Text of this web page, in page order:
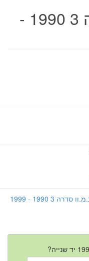
בטיחות ב.מ.וו סדרה 3 1990 -
קרא עוד על מערכות הבטיחות השונות של ב.מ.וו סדרה 3 1990 - 1999